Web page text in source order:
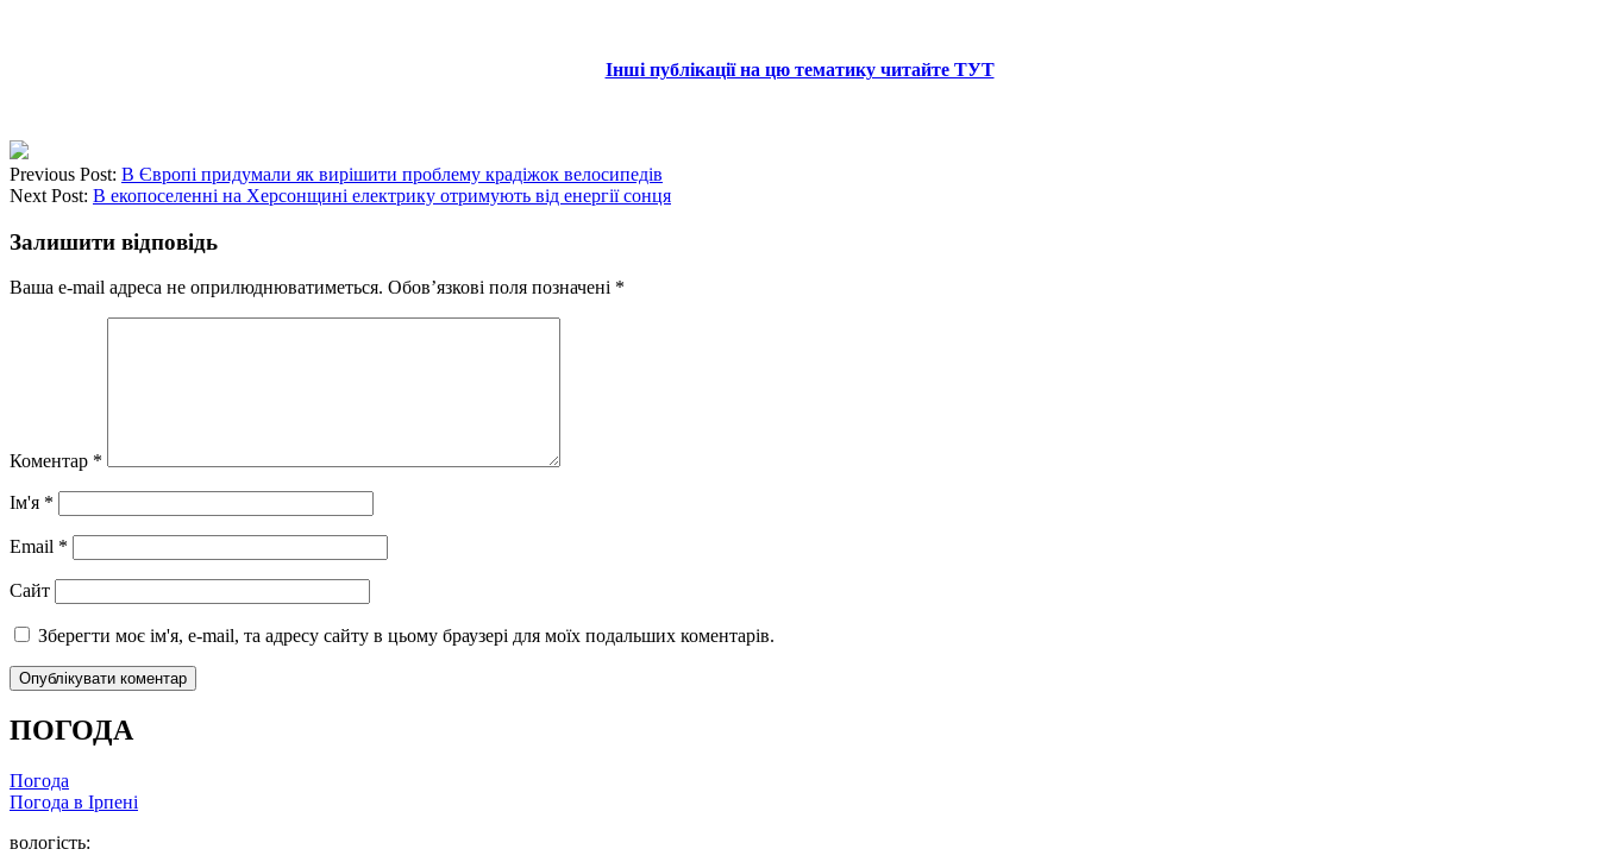
Інші публікації на цю тематику читайте ТУТ
Previous Post: В Європі придумали як вирішити проблему крадіжок велосипедів
Next Post: В екопоселенні на Херсонщині електрику отримують від енергії сонця
Залишити відповідь
Ваша e-mail адреса не оприлюднюватиметься. Обов’язкові поля позначені *
Коментар *
Ім'я *
Email *
Сайт
Зберегти моє ім'я, e-mail, та адресу сайту в цьому браузері для моїх подальших коментарів.
ПОГОДА
Погода
Погода в Ірпені
вологість: